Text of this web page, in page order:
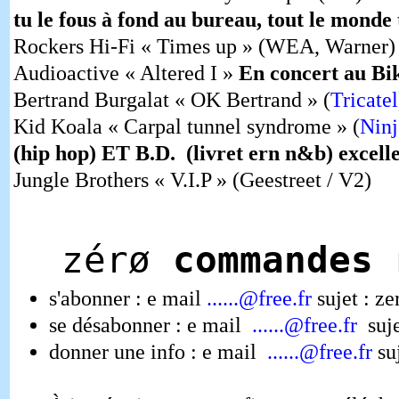
tu le fous à fond au bureau, tout le monde
Rockers Hi-Fi « Times up » (WEA, Warner)
Audioactive « Altered I » En concert au
Bertrand Burgalat « OK Bertrand » (Tricatel
Kid Koala « Carpal tunnel syndrome » (
(hip hop) ET B.D. (livret ern n&b)
Jungle Brothers « V.I.P » (Geestreet / V2)
zérø commandes
s'abonner : e mail ......@free.frsujet :
se désabonner : e mail ......@free.fr
donner une info : e mail ......@free.fr